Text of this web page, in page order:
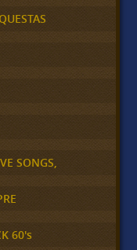
SONGS,
60's